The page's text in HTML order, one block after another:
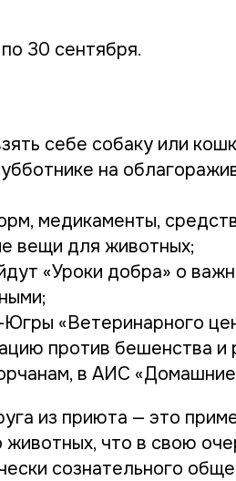
30 сентября.
себе собаку или
на
медикаменты,
вещи для животных;
«Уроки добра» о
«Ветеринарного
против бешенства и
в АИС
из приюта — это
что в свою
сознательного